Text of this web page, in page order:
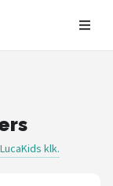
LucaKids klk.